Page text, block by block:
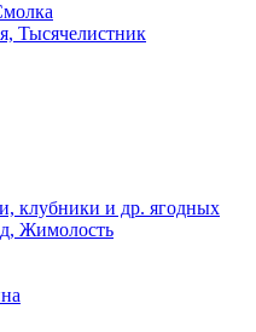
Тысячелистник
клубники и др. ягодных
Жимолость